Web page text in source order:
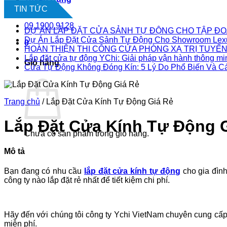
Liên hệ
09.1900.9128
0
Giỏ hàng
Chưa có sản phẩm trong giỏ hàng.
TIN TỨC
DỰ ÁN LẮP ĐẶT CỬA SẢNH TỰ ĐỘNG CHO TẬP
Dự Án Lắp Đặt Cửa Sảnh Tự Động Cho Showroom
HOÀN THIỆN THI CÔNG CỬA PHÒNG XẠ TRỊ
Lắp đặt cửa tự động YChi: Giải pháp vận hành thông
Cửa Tự Động Không Đóng Kín: 5 Lý Do Phổ Biến Và
Trang chủ / Lắp Đặt Cửa Kính Tự Động Giá Rẻ
Lắp Đặt Cửa Kính Tự Động
Mô tả
Bạn đang có nhu cầu lắp đặt cửa kính tự động cho gia
công ty nào lắp đặt rẻ nhất để tiết kiệm chi phí.
Hãy đến với chúng tôi công ty Ychi VietNam chuyên cung
miễn phí.